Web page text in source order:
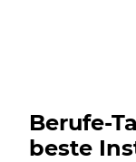
Berufe-
beste